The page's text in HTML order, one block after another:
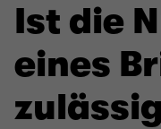
Ist die
eines